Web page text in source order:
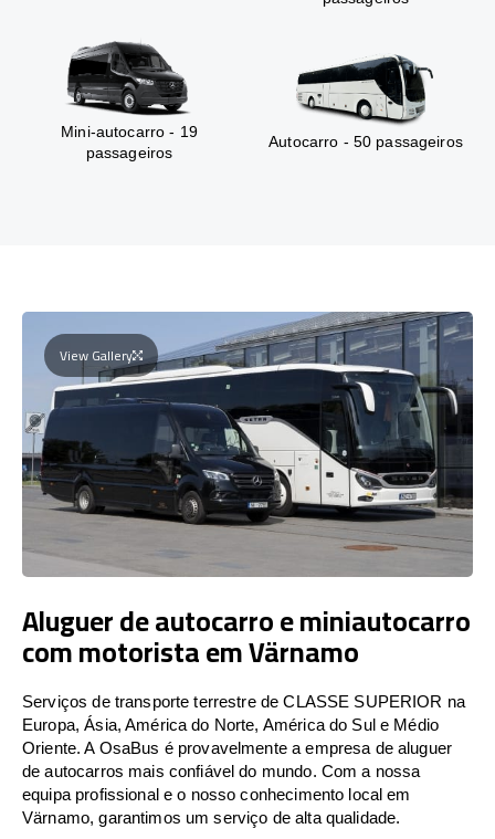
Mini-autocarro - 19
passageiros
Autocarro - 50 passageiros
View Gallery
Aluguer de autocarro e miniautocarro
com motorista em Värnamo
Serviços de transporte terrestre de CLASSE SUPERIOR na
Europa, Ásia, América do Norte, América do Sul e Médio
Oriente. A OsaBus é provavelmente a empresa de aluguer
de autocarros mais confiável do mundo. Com a nossa
equipa profissional e o nosso conhecimento local em
Värnamo, garantimos um serviço de alta qualidade.